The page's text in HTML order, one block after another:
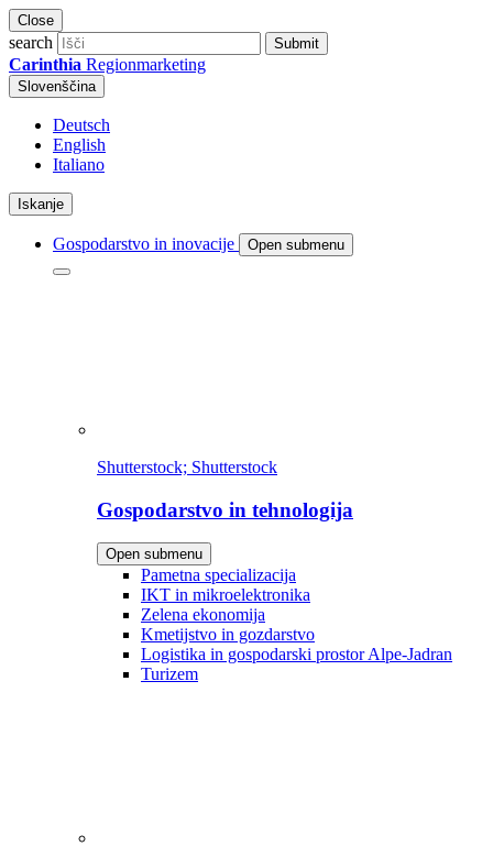
Close
search Submit
Carinthia Regionmarketing
Slovenščina
Deutsch
English
Italiano
Iskanje
Gospodarstvo in inovacije Open submenu
Shutterstock; Shutterstock
Gospodarstvo in tehnologija
Open submenu
Pametna specializacija
IKT in mikroelektronika
Zelena ekonomija
Kmetijstvo in gozdarstvo
Logistika in gospodarski prostor Alpe-Jadran
Turizem